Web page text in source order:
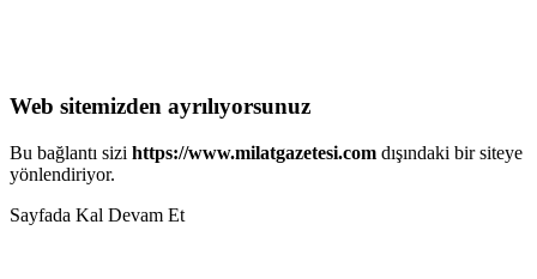
Web sitemizden ayrılıyorsunuz
Bu bağlantı sizi https://www.milatgazetesi.com dışındaki bir siteye
yönlendiriyor.
Sayfada Kal Devam Et